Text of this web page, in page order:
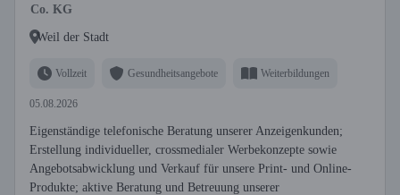
Co. KG
Weil der Stadt
Vollzeit Gesundheitsangebote Weiterbildungen
05.08.2026
Eigenständige telefonische Beratung unserer Anzeigenkunden;
Erstellung individueller, crossmedialer Werbekonzepte sowie
Angebotsabwicklung und Verkauf für unsere Print- und Online-
Produkte; aktive Beratung und Betreuung unserer